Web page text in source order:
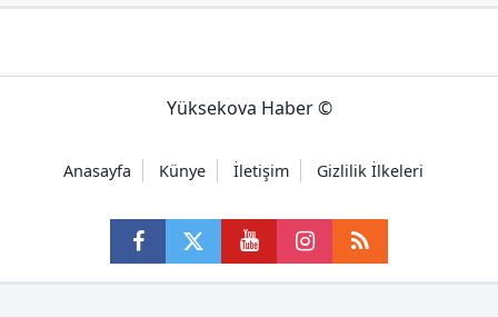
Yüksekova Haber ©
Anasayfa Künye İletişim Gizlilik İlkeleri